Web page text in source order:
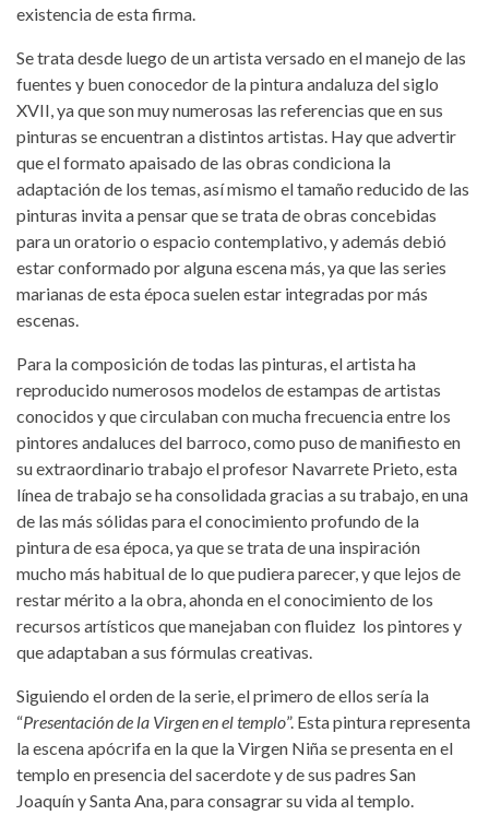
existencia de esta firma.
Se trata desde luego de un artista versado en el manejo de las
fuentes y buen conocedor de la pintura andaluza del siglo
XVII, ya que son muy numerosas las referencias que en sus
pinturas se encuentran a distintos artistas. Hay que advertir
que el formato apaisado de las obras condiciona la
adaptación de los temas, así mismo el tamaño reducido de las
pinturas invita a pensar que se trata de obras concebidas
para un oratorio o espacio contemplativo, y además debió
estar conformado por alguna escena más, ya que las series
marianas de esta época suelen estar integradas por más
escenas.
Para la composición de todas las pinturas, el artista ha
reproducido numerosos modelos de estampas de artistas
conocidos y que circulaban con mucha frecuencia entre los
pintores andaluces del barroco, como puso de manifiesto en
su extraordinario trabajo el profesor Navarrete Prieto, esta
línea de trabajo se ha consolidada gracias a su trabajo, en una
de las más sólidas para el conocimiento profundo de la
pintura de esa época, ya que se trata de una inspiración
mucho más habitual de lo que pudiera parecer, y que lejos de
restar mérito a la obra, ahonda en el conocimiento de los
recursos artísticos que manejaban con fluidez los pintores y
que adaptaban a sus fórmulas creativas.
Siguiendo el orden de la serie, el primero de ellos sería la
“Presentación de la Virgen en el templo”. Esta pintura representa
la escena apócrifa en la que la Virgen Niña se presenta en el
templo en presencia del sacerdote y de sus padres San
Joaquín y Santa Ana, para consagrar su vida al templo.